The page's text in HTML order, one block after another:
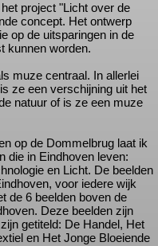
het project "Licht over de
concept. Het ontwerp
kunnen worden.
muze centraal. In allerlei
is ze een verschijning uit
op de Dommelbrug laat
die in Eindhoven leven:
en Licht. De
voor iedere wijk
de 6 beelden boven de